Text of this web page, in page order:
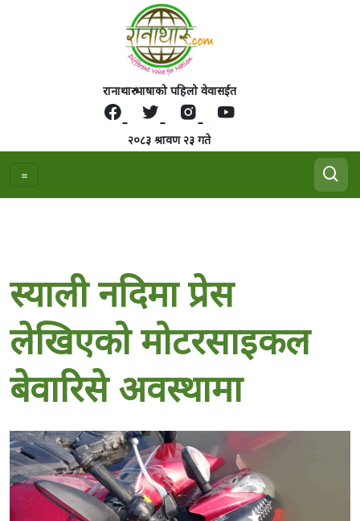
रानाथारु भाषाको पहिलो वेवासईत
२०८३ श्रावण २३ गते
स्याली नदिमा प्रेस
लेखिएको मोटरसाइकल
बेवारिसे अवस्थामा